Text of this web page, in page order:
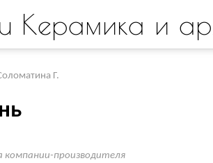
Керамика и
Г.
компании-производителя